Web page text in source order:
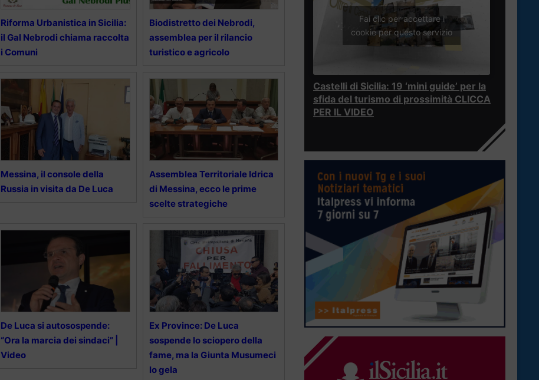
Riforma Urbanistica in Sicilia:
il Gal Nebrodi chiama raccolta
i Comuni
Biodistretto dei Nebrodi,
assemblea per il rilancio
turistico e agricolo
Messina, il console della
Russia in visita da De Luca
Assemblea Territoriale Idrica
di Messina, ecco le prime
scelte strategiche
De Luca si autosospende:
“Ora la marcia dei sindaci” |
Video
Ex Province: De Luca
sospende lo sciopero della
fame, ma la Giunta Musumeci
lo gela
Fai clic per accettare i
cookie per questo servizio
Castelli di Sicilia: 19 ‘mini guide’ per la
sfida del turismo di prossimità CLICCA
PER IL VIDEO